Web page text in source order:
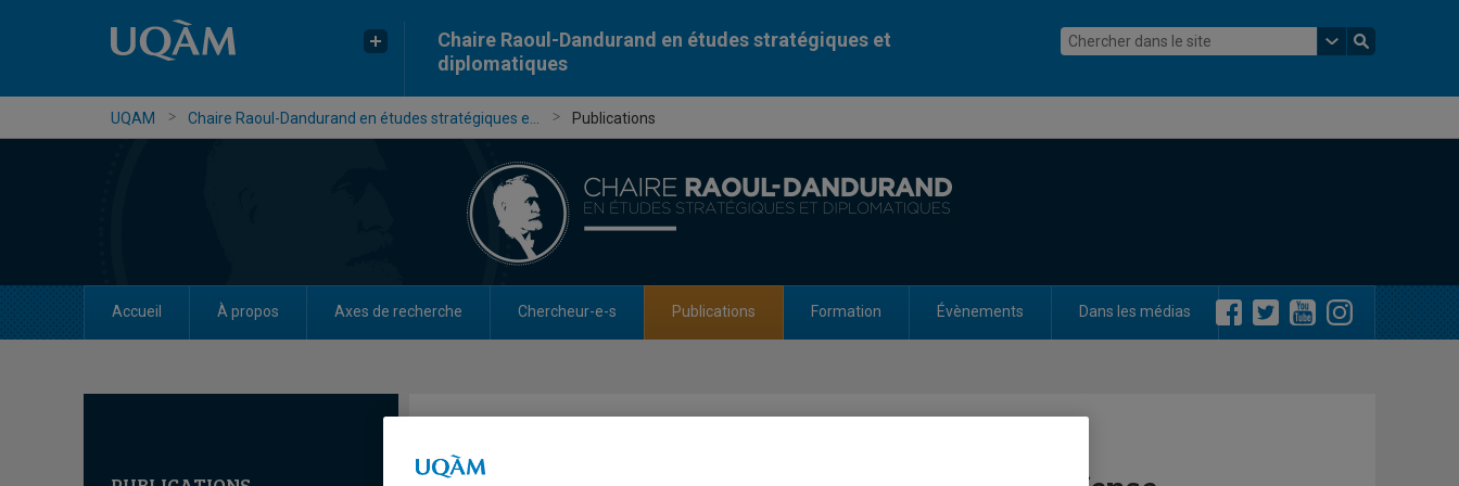
Chaire Raoul-Dandurand en études stratégiques et
diplomatiques
UQAM Chaire Raoul-Dandurand en études stratégiques e... Publications
Accueil À propos Axes de recherche Chercheur-e-s Publications Formation Évènements Dans les médias